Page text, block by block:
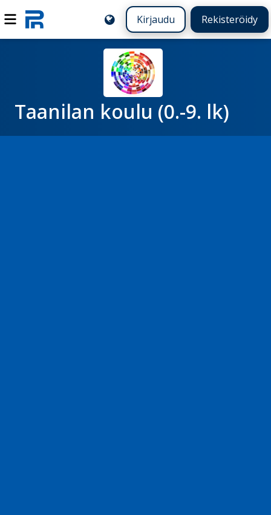
Kirjaudu Rekisteröidy
Taanilan koulu (0.-9. lk)